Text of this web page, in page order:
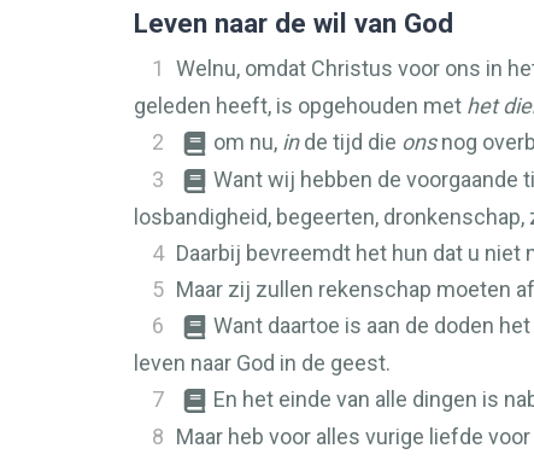
Leven naar de wil van God
1 Welnu, omdat Christus voor ons in
geleden heeft, is opgehouden met het
2
om nu, inde tijd die onsnog
3
Want wij hebben de voorgaande
losbandigheid, begeerten,
4 Daarbij bevreemdt het hun dat u
5 Maar zij zullen rekenschap moeten
6
Want daartoe is aan de doden
leven naar God in de geest.
7
En het einde van alle dingen is
8 Maar heb voor alles vurige liefde voor